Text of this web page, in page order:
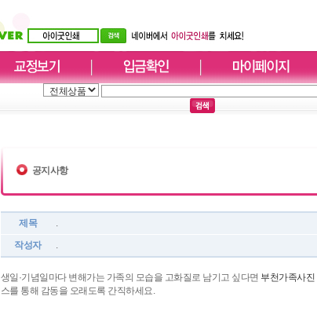
공지사항
제목
.
작성자
.
생일·기념일마다 변해가는 가족의 모습을 고화질로 남기고 싶다면 부천가족사진
스를 통해 감동을 오래도록 간직하세요.